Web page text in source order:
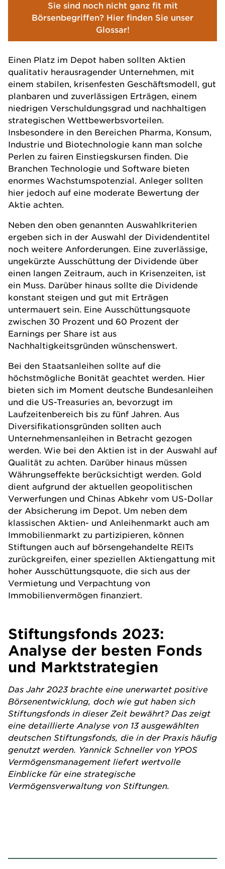
Sie sind noch nicht ganz fit mit
Börsenbegriffen? Hier finden Sie unser
Glossar!
Einen Platz im Depot haben sollten Aktien
qualitativ herausragender Unternehmen, mit
einem stabilen, krisenfesten Geschäftsmodell, gut
planbaren und zuverlässigen Erträgen, einem
niedrigen Verschuldungsgrad und nachhaltigen
strategischen Wettbewerbsvorteilen.
Insbesondere in den Bereichen Pharma, Konsum,
Industrie und Biotechnologie kann man solche
Perlen zu fairen Einstiegskursen finden. Die
Branchen Technologie und Software bieten
enormes Wachstumspotenzial. Anleger sollten
hier jedoch auf eine moderate Bewertung der
Aktie achten.
Neben den oben genannten Auswahlkriterien
ergeben sich in der Auswahl der Dividendentitel
noch weitere Anforderungen. Eine zuverlässige,
ungekürzte Ausschüttung der Dividende über
einen langen Zeitraum, auch in Krisenzeiten, ist
ein Muss. Darüber hinaus sollte die Dividende
konstant steigen und gut mit Erträgen
untermauert sein. Eine Ausschüttungsquote
zwischen 30 Prozent und 60 Prozent der
Earnings per Share ist aus
Nachhaltigkeitsgründen wünschenswert.
Bei den Staatsanleihen sollte auf die
höchstmögliche Bonität geachtet werden. Hier
bieten sich im Moment deutsche Bundesanleihen
und die US-Treasuries an, bevorzugt im
Laufzeitenbereich bis zu fünf Jahren. Aus
Diversifikationsgründen sollten auch
Unternehmensanleihen in Betracht gezogen
werden. Wie bei den Aktien ist in der Auswahl auf
Qualität zu achten. Darüber hinaus müssen
Währungseffekte berücksichtigt werden. Gold
dient aufgrund der aktuellen geopolitischen
Verwerfungen und Chinas Abkehr vom US-Dollar
der Absicherung im Depot. Um neben dem
klassischen Aktien- und Anleihenmarkt auch am
Immobilienmarkt zu partizipieren, können
Stiftungen auch auf börsengehandelte REITs
zurückgreifen, einer speziellen Aktiengattung mit
hoher Ausschüttungsquote, die sich aus der
Vermietung und Verpachtung von
Immobilienvermögen finanziert.
Stiftungsfonds 2023:
Analyse der besten Fonds
und Marktstrategien
Das Jahr 2023 brachte eine unerwartet positive
Börsenentwicklung, doch wie gut haben sich
Stiftungsfonds in dieser Zeit bewährt? Das zeigt
eine detaillierte Analyse von 13 ausgewählten
deutschen Stiftungsfonds, die in der Praxis häufig
genutzt werden. Yannick Schneller von YPOS
Vermögensmanagement liefert wertvolle
Einblicke für eine strategische
Vermögensverwaltung von Stiftungen.